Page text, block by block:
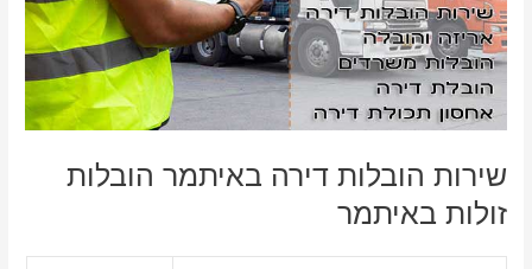
שירות הובלות דירה באיתמר הובלות
זולות באיתמר